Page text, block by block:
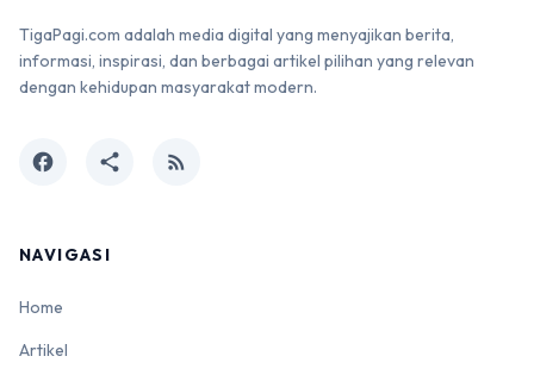
TigaPagi.com adalah media digital yang menyajikan berita,
informasi, inspirasi, dan berbagai artikel pilihan yang relevan
dengan kehidupan masyarakat modern.
facebook share rss_feed
NAVIGASI
Home
Artikel